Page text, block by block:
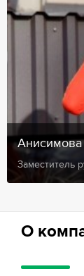
Заместитель
О